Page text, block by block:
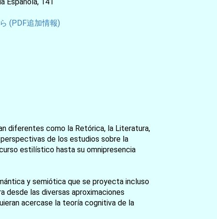
(PDF追加情報)
diferentes como la Retórica, la Literatura,
de los estudios sobre la
estilístico hasta su omnipresencia
y semiótica que se proyecta incluso
desde las diversas aproximaciones
acercase la teoría cognitiva de la